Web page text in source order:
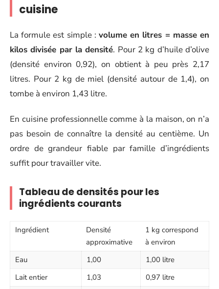
cuisine
La formule est simple : volume en litres = masse en
kilos divisée par la densité. Pour 2 kg d’huile d’olive
(densité environ 0,92), on obtient à peu près 2,17
litres. Pour 2 kg de miel (densité autour de 1,4), on
tombe à environ 1,43 litre.
En cuisine professionnelle comme à la maison, on n’a
pas besoin de connaître la densité au centième. Un
ordre de grandeur fiable par famille d’ingrédients
suffit pour travailler vite.
Tableau de densités pour les
ingrédients courants
Ingrédient
Densité
approximative
1 kg correspond
à environ
Eau
1,00
1,00 litre
Lait entier
1,03
0,97 litre